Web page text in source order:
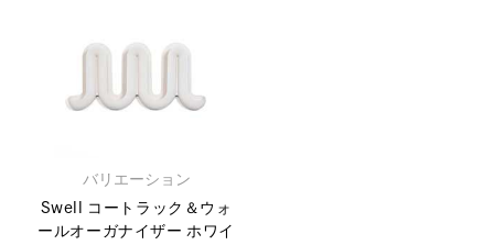
バリエーション
Swell コートラック＆ウォ
ールオーガナイザー ホワイ